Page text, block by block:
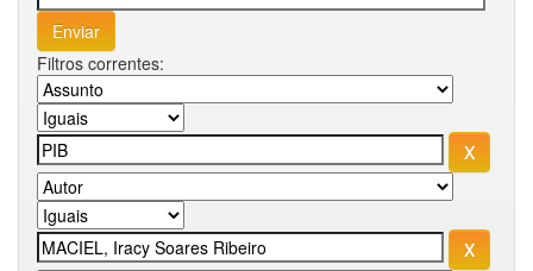
Filtros correntes: